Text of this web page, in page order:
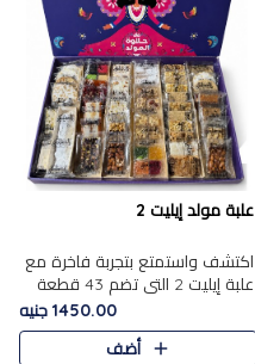
علبة مولد إيليت 2
اكتشف واستمتع بتجربة فاخرة مع
علبة إيليت 2 التي تضم 43 قطعة
تشكيلة من أرقى حلويات المولد
الشرقية المصرية الأصيلة ,معروضة
بشكل جميل في علبة أ..
1450.00 جنيه
أضف